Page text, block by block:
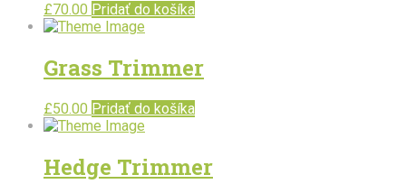
£70.00 Pridať do košíka
Grass Trimmer
£50.00 Pridať do košíka
Hedge Trimmer